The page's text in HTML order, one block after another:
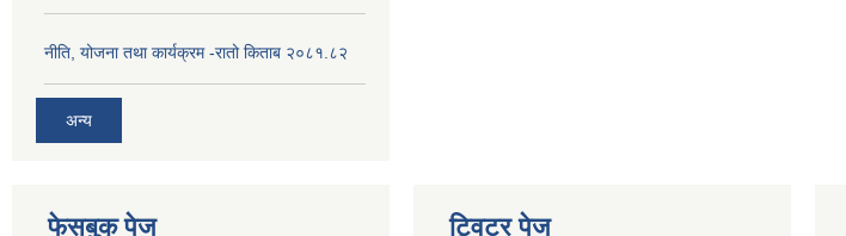
नीति, योजना तथा कार्यक्रम -रातो किताब २०८१.८२
अन्य
फेसबुक पेज ट्विटर पेज